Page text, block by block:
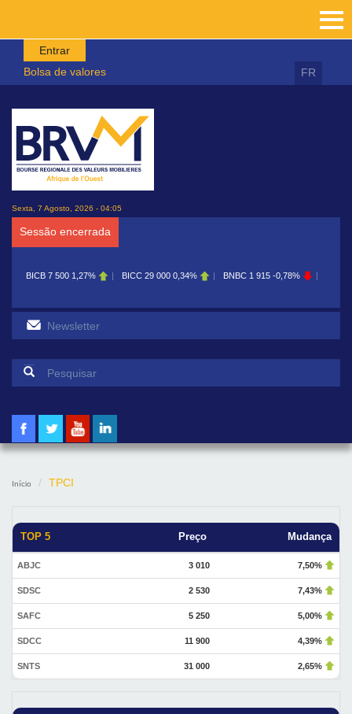
Passar para o conteúdo principal
Entrar
Bolsa de valores
FR
Sexta, 7 Agosto, 2026 - 04:05
Sessão encerrada
BICB 7 500 1,27% BICC 29 000 0,34% BNBC 1 915 -0,78%
Formulário de pesquisa
Início TPCI
TOP 5 Preço Mudança
ABJC 3 010 7,50%
SDSC 2 530 7,43%
SAFC 5 250 5,00%
SDCC 11 900 4,39%
SNTS 31 000 2,65%